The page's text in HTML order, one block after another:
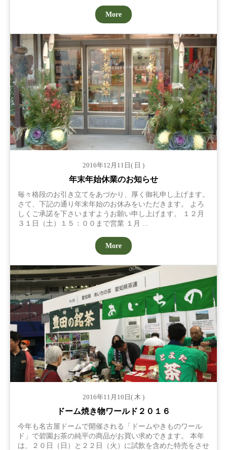
More
2016年12月11日( 日 )
年末年始休業のお知らせ
毎々格段のお引き立てをあづかり、厚く御礼申し上げます。
さて、下記の通り年末年始のお休みをいただきます。 よろ
しくご承諾を下さいますようお願い申し上げます。 １２月
３１日（土）１５：００まで営業 １月 ...
More
2016年11月10日( 木 )
ドーム焼き物ワールド２０１６
今年も名古屋ドームで開催される「ドームやきものワール
ド」で碧園お茶の純平の商品がお買い求めできます。 本年
は、２０日（日）と２２日（火）に試飲を含めた特売をさせ